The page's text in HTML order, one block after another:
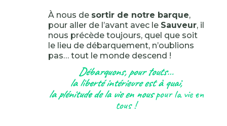
À nous de sortir de notre barque,
pour aller de l’avant avec le Sauveur, il
nous précède toujours, quel que soit
le lieu de débarquement, n’oublions
pas… tout le monde descend !
Débarquons, pour touts…
la liberté intérieure est à quai,
la plénitude de la vie en nouspour la vie en
tous !